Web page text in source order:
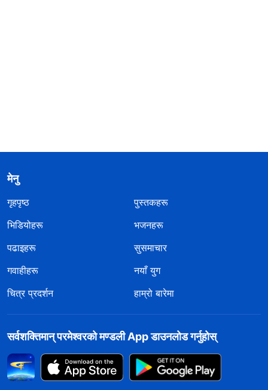
मेनु
गृहपृष्ठ
पुस्तकहरू
भिडियोहरू
भजनहरू
पढाइहरू
सुसमाचार
गवाहीहरू
नयाँ युग
चित्र प्रदर्शन
हाम्रो बारेमा
सर्वशक्तिमान्‌ परमेश्‍वरको मण्डली App डाउनलोड गर्नुहोस्